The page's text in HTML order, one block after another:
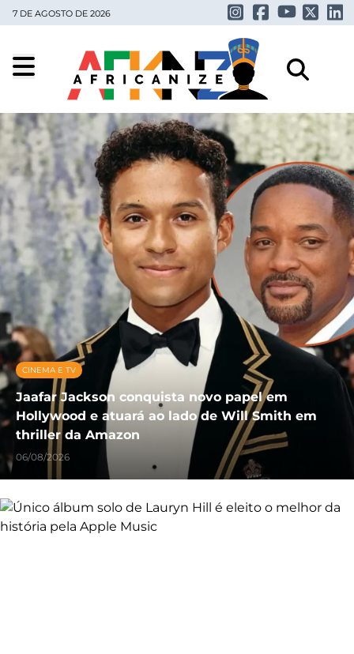
7 DE AGOSTO DE 2026
CINEMA E TV
Jaafar Jackson conquista novo papel em
Hollywood e atuará ao lado de Will Smith em
thriller da Amazon
06/08/2026